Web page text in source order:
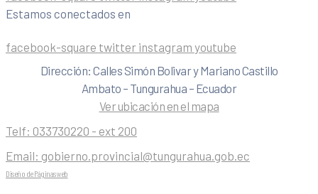
Estamos conectados en
facebook-square twitter instagram youtube
Dirección: Calles Simón Bolivar y Mariano Castillo
Ambato – Tungurahua – Ecuador
Ver ubicación en el mapa
Telf: 033730220 - ext 200
Email: gobierno.provincial@tungurahua.gob.ec
Diseño de Páginas web